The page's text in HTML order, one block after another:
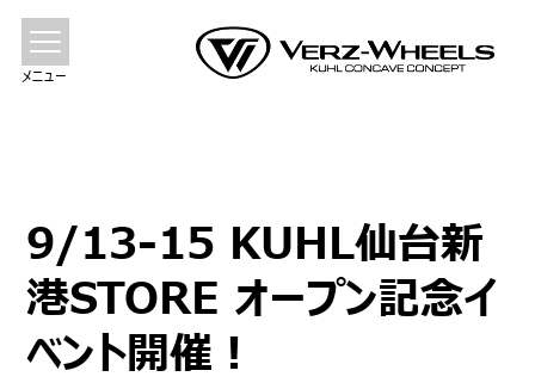
メニュー
9/13-15 KUHL仙台新
港STORE オープン記念イ
ベント開催！